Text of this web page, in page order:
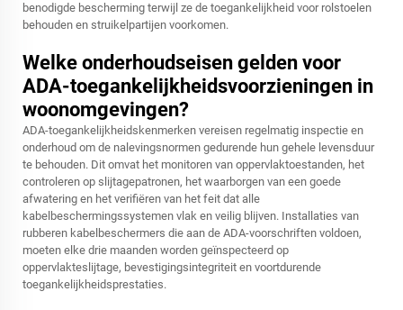
benodigde bescherming terwijl ze de toegankelijkheid voor rolstoelen
behouden en struikelpartijen voorkomen.
Welke onderhoudseisen gelden voor
ADA-toegankelijkheidsvoorzieningen in
woonomgevingen?
ADA-toegankelijkheidskenmerken vereisen regelmatig inspectie en
onderhoud om de nalevingsnormen gedurende hun gehele levensduur
te behouden. Dit omvat het monitoren van oppervlaktoestanden, het
controleren op slijtagepatronen, het waarborgen van een goede
afwatering en het verifiëren van het feit dat alle
kabelbeschermingssystemen vlak en veilig blijven. Installaties van
rubberen kabelbeschermers die aan de ADA-voorschriften voldoen,
moeten elke drie maanden worden geïnspecteerd op
oppervlakteslijtage, bevestigingsintegriteit en voortdurende
toegankelijkheidsprestaties.